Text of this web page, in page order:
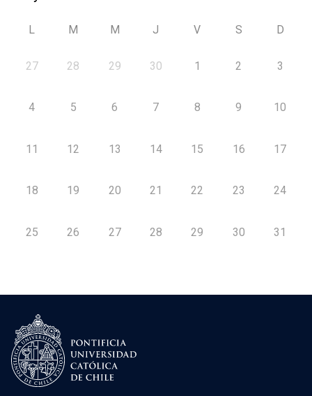
L M M J V S D
27 28 29 30 1 2 3
4 5 6 7 8 9 10
11 12 13 14 15 16 17
18 19 20 21 22 23 24
25 26 27 28 29 30 31